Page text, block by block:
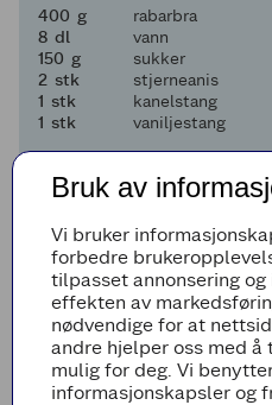
400
400 g
rabarbra
8
8 dl
vann
150
150 g
sukker
2
2 stk
stjerneanis
11 stk
kanelstang
11 stk
vaniljestang
kurv
friske jordbær
Legg til i handleliste
Fremgangsmetode
Bruk av
Vi bruker
forbedre
tilpasset annonsering
effekten av
nødvendige for at
andre hjelper oss med
mulig for deg. Vi
informasjonskapsler og